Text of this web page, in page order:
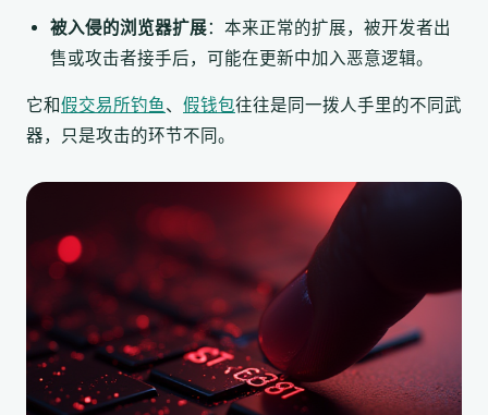
被入侵的浏览器扩展：本来正常的扩展，被开发者出
售或攻击者接手后，可能在更新中加入恶意逻辑。
它和假交易所钓鱼、 假钱包往往是同一拨人手里的不同武
器，只是攻击的环节不同。